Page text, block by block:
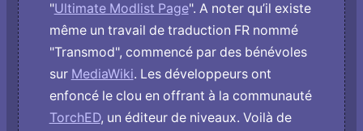
"Ultimate Modlist Page". A noter qu’il existe
même un travail de traduction FR nommé
"Transmod", commencé par des bénévoles
sur MediaWiki. Les développeurs ont
enfoncé le clou en offrant à la communauté
TorchED, un éditeur de niveaux. Voilà de